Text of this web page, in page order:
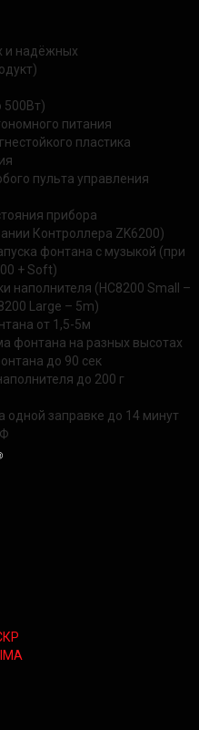
и надёжных
500Вт)
питания
пластика
пульта управления
прибора
Контроллера ZK6200)
фонтана с музыкой (при
+ Soft)
наполнителя (HC8200 Small –
Large – 5m)
от 1,5-5м
фонтана на разных высотах
до 90 сек
до 200 г
заправке до 14 минут